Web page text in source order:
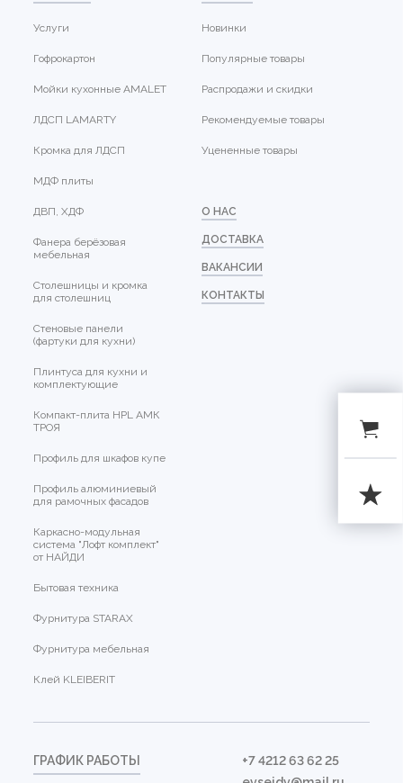
Услуги
Гофрокартон
Мойки кухонные AMALET
ЛДСП LAMARTY
Кромка для ЛДСП
МДФ плиты
ДВП, ХДФ
Фанера берёзовая
мебельная
Столешницы и кромка
для столешниц
Стеновые панели
(фартуки для кухни)
Плинтуса для кухни и
комплектующие
Компакт-плита HPL АМК
ТРОЯ
Профиль для шкафов купе
Профиль алюминиевый
для рамочных фасадов
Каркасно-модульная
система "Лофт комплект"
от НАЙДИ
Бытовая техника
Фурнитура STARAX
Фурнитура мебельная
Клей KLEIBERIT
Новинки
Популярные товары
Распродажи и скидки
Рекомендуемые товары
Уцененные товары
О НАС
ДОСТАВКА
ВАКАНСИИ
КОНТАКТЫ
ГРАФИК РАБОТЫ
+7 4212 63 62 25